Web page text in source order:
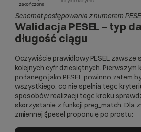
Schemat postępowania z numerem
Walidacja PESEL – typ
długość ciągu
Oczywiście prawidłowy PESEL zawsze
kolejnych cyfr dziesiętnych. Pierwszym
podanego jako PESEL powinno zatem
wszystkiego, co nie spełnia tego
sposobów realizacji tego kroku
skorzystanie z funkcji preg_match. Dla
zmiennej $pesel proponuję po prostu: